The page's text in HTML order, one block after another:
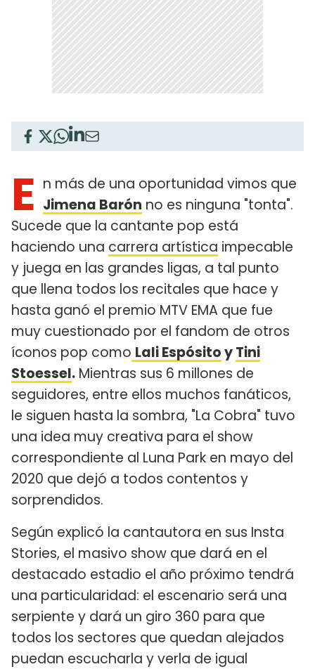
E n más de una oportunidad vimos que
Jimena Barón no es ninguna "tonta".
Sucede que la cantante pop está
haciendo una carrera artística impecable
y juega en las grandes ligas, a tal punto
que llena todos los recitales que hace y
hasta ganó el premio MTV EMA que fue
muy cuestionado por el fandom de otros
íconos pop como Lali EspósitoyTini
Stoessel. Mientras sus 6 millones de
seguidores, entre ellos muchos fanáticos,
le siguen hasta la sombra, "La Cobra" tuvo
una idea muy creativa para el show
correspondiente al Luna Park en mayo del
2020 que dejó a todos contentos y
sorprendidos.
Según explicó la cantautora en sus Insta
Stories, el masivo show que dará en el
destacado estadio el año próximo tendrá
una particularidad: el escenario será una
serpiente y dará un giro 360 para que
todos los sectores que quedan alejados
puedan escucharla y verla de igual